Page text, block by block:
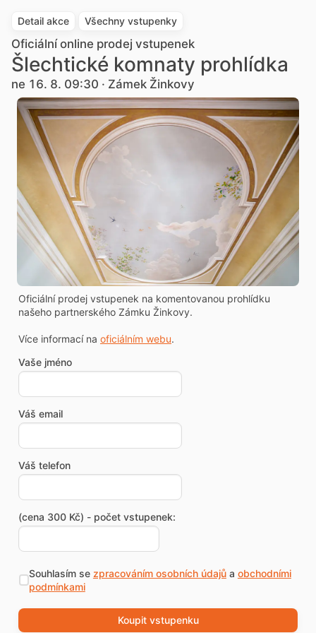
Detail akce Všechny vstupenky
Oficiální online prodej vstupenek
Šlechtické komnaty prohlídka
ne 16. 8. 09:30 · Zámek Žinkovy
Oficiální prodej vstupenek na komentovanou prohlídku
našeho partnerského Zámku Žinkovy.
Více informací na oficiálním webu.
Vaše jméno
Váš email
Váš telefon
(cena 300 Kč) - počet vstupenek:
Souhlasím se zpracováním osobních údajůa obchodními
podmínkami
Koupit vstupenku